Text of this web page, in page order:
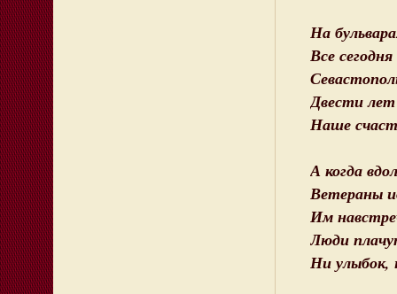
На
Все
Двести
Наше
А когда
Ветераны
Им
Люди
Ни улыбок,